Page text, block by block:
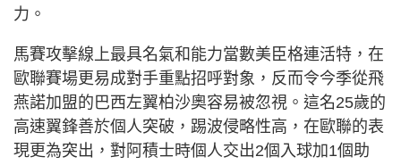
力。
馬賽攻擊線上最具名氣和能力當數美臣格連活特，在
歐聯賽場更易成對手重點招呼對象，反而令今季從飛
燕諾加盟的巴西左翼柏沙奧容易被忽視。這名25歲的
高速翼鋒善於個人突破，踢波侵略性高，在歐聯的表
現更為突出，對阿積士時個人交出2個入球加1個助